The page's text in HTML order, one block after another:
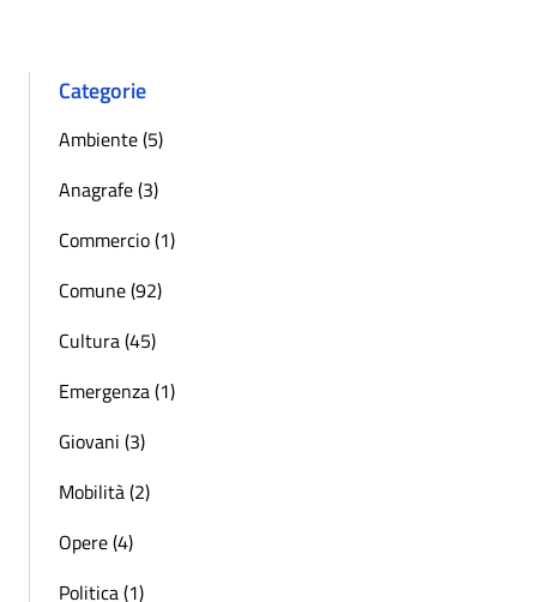
Categorie
Ambiente (5)
Anagrafe (3)
Commercio (1)
Comune (92)
Cultura (45)
Emergenza (1)
Giovani (3)
Mobilità (2)
Opere (4)
Politica (1)